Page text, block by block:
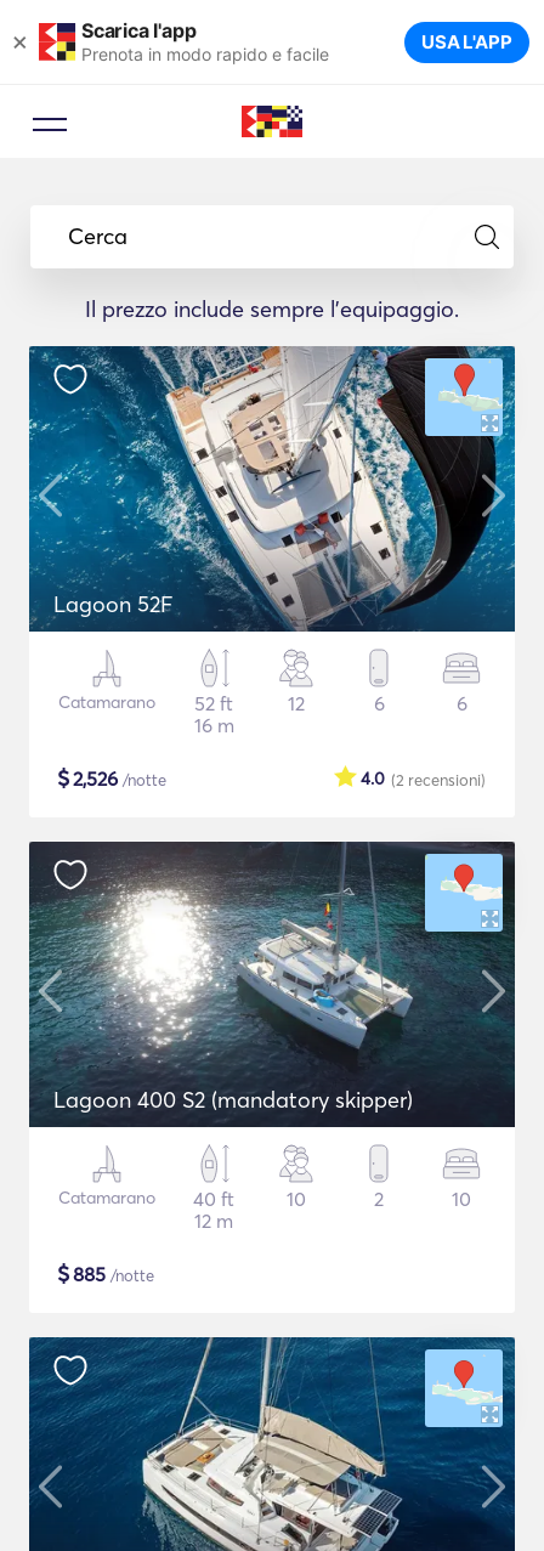
× Scarica l'app
Prenota in modo rapido e facile USA L'APP
Cerca
Il prezzo include sempre l'equipaggio.
Lagoon 52F
Catamarano
52 ft
16 m
12 6 6
$2,526 /notte (2 recensioni)
4.0
Lagoon 400 S2 (mandatory skipper)
Catamarano
40 ft
12 m
10 2 10
$885 /notte